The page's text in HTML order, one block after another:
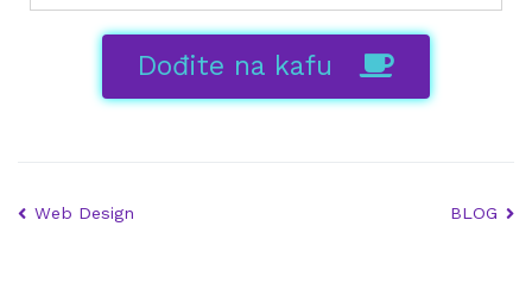
Dođite na kafu
Web Design BLOG